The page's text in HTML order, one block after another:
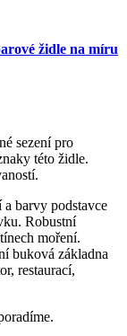
židle na míru
sezení pro
této židle.
barvy podstavce
Robustní
moření.
buková základna
restaurací,